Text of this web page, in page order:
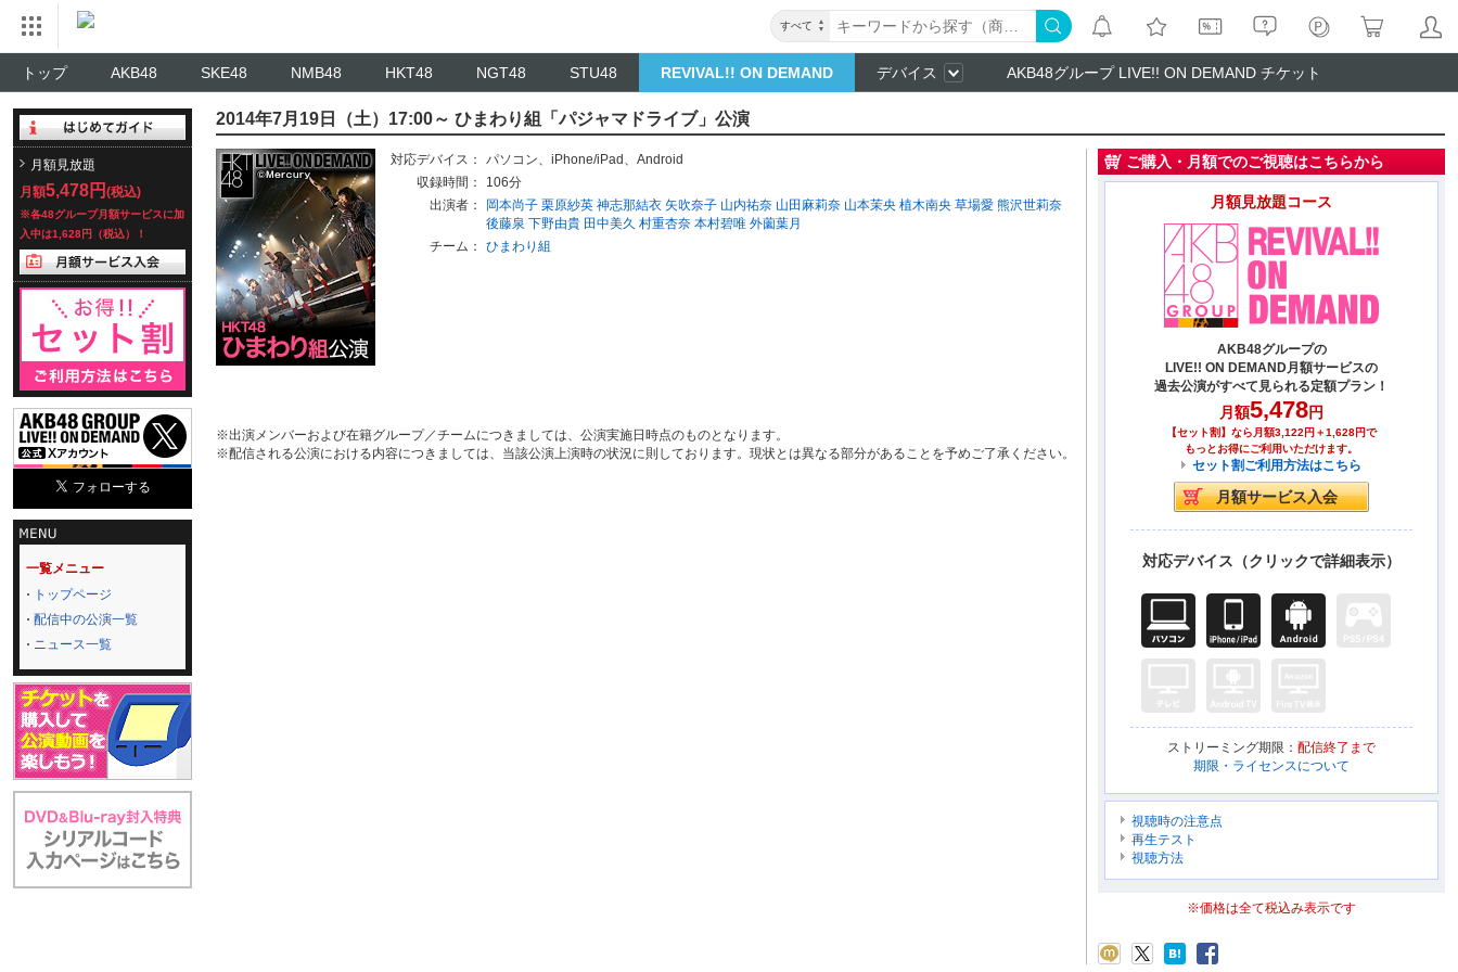
すべて
トップ AKB48 SKE48 NMB48 HKT48 NGT48 STU48 REVIVAL!! ON DEMAND デバイス AKB48グループ LIVE!! ON DEMAND チケット
月額見放題
月額5,478円 (税込)
※各48グループ月額サービスに加
入中は1,628円（税込）！
一覧メニュー
トップページ
配信中の公演一覧
ニュース一覧
2014年7月19日（土）17:00～ ひまわり組「パジャマドライブ」公演
対応デバイス： パソコン、 iPhone/iPad 、 Android
収録時間：
106分
出演者：
岡本尚子 栗原紗英 神志那結衣 矢吹奈子 山内祐奈 山田麻莉奈 山本茉央 植木南央 草場愛 熊沢世莉奈
後藤泉 下野由貴 田中美久 村重杏奈 本村碧唯 外薗葉月
チーム：
ひまわり組
※出演メンバーおよび在籍グループ／チームにつきましては、公演実施日時点のものとなります。
※配信される公演における内容につきましては、当該公演上演時の状況に則しております。現状とは異なる部分があることを予めご了承ください。
ご購入・月額でのご視聴はこちらから
月額見放題コース
AKB48グループの
LIVE!! ON DEMAND月額サービスの
過去公演がすべて見られる定額プラン！
月額5,478円
【セット割】なら月額3,122円＋1,628円で
もっとお得にご利用いただけます。
セット割ご利用方法はこちら
対応デバイス（クリックで詳細表示）
ストリーミング期限： 配信終了まで
期限・ライセンスについて
視聴時の注意点
再生テスト
視聴方法
※価格は全て税込み表示です